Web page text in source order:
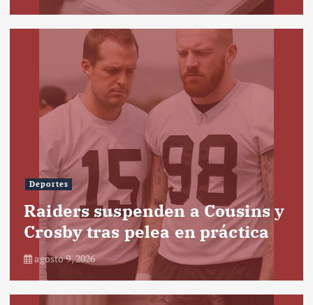
Deportes
Raiders suspenden a Cousins y
Crosby tras pelea en práctica
agosto 9, 2026